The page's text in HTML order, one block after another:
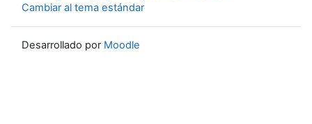
Cambiar al tema estándar
Desarrollado por Moodle